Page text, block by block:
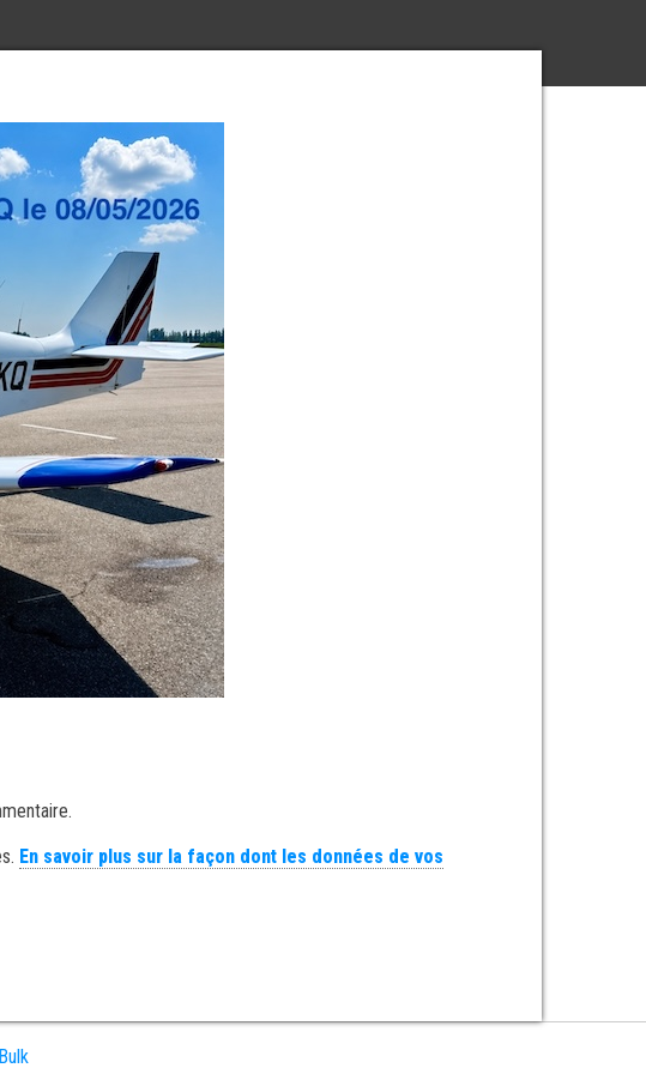
En savoir plus sur la façon dont les données de vos
Bulk